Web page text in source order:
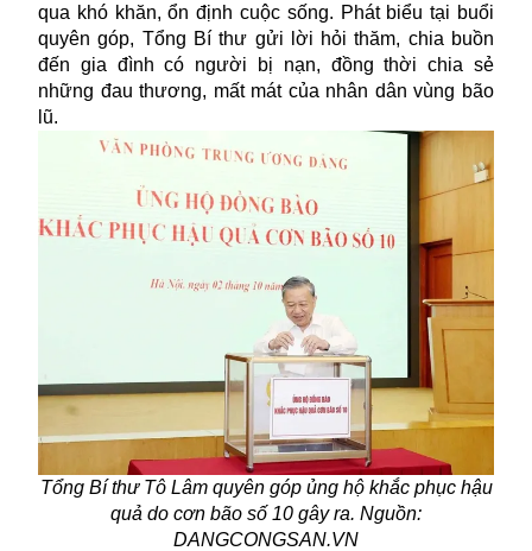
qua khó khăn, ổn định cuộc sống. Phát biểu tại buổi
quyên góp, Tổng Bí thư gửi lời hỏi thăm, chia buồn
đến gia đình có người bị nạn, đồng thời chia sẻ
những đau thương, mất mát của nhân dân vùng bão
lũ.
Tổng Bí thư Tô Lâm quyên góp ủng hộ khắc phục hậu
quả do cơn bão số 10 gây ra. Nguồn:
DANGCONGSAN.VN